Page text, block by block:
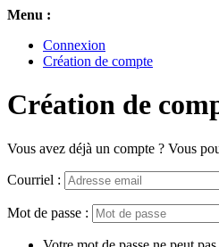
Menu :
Connexion
Création de compte
Création de
Vous avez déjà un compte ? Vous
Courriel :
Mot de passe :